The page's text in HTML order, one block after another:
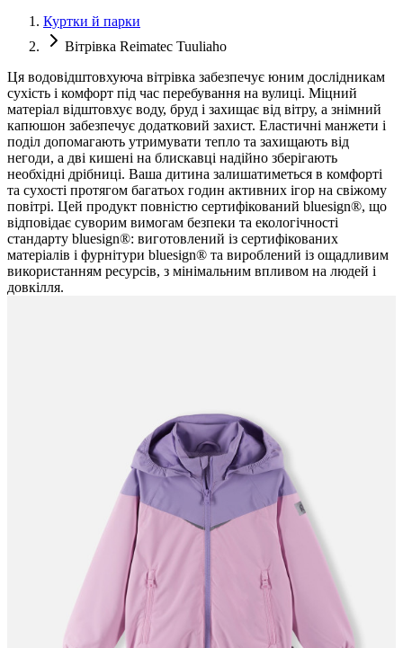
Куртки й парки
Вітрівка Reimatec Tuuliaho
Ця водовідштовхуюча вітрівка забезпечує юним дослідникам
сухість і комфорт під час перебування на вулиці. Міцний
матеріал відштовхує воду, бруд і захищає від вітру, а знімний
капюшон забезпечує додатковий захист. Еластичні манжети і
поділ допомагають утримувати тепло та захищають від
негоди, а дві кишені на блискавці надійно зберігають
необхідні дрібниці. Ваша дитина залишатиметься в комфорті
та сухості протягом багатьох годин активних ігор на свіжому
повітрі. Цей продукт повністю сертифікований bluesign®, що
відповідає суворим вимогам безпеки та екологічності
стандарту bluesign®: виготовлений із сертифікованих
матеріалів і фурнітури bluesign® та вироблений із ощадливим
використанням ресурсів, з мінімальним впливом на людей і
довкілля.